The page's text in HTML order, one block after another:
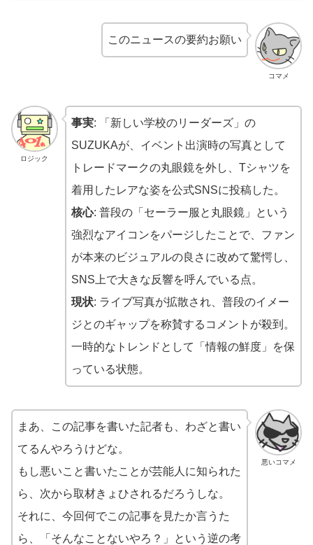
コマメ
このニュースの要約お願い
ロジック
事実: 「新しい学校のリーダーズ」の
SUZUKAが、イベント出演時の写真として
トレードマークの丸眼鏡を外し、Tシャツを
着用したレアな姿を公式SNSに投稿した。
核心: 普段の「セーラー服と丸眼鏡」という
強烈なアイコンをパージしたことで、ファン
が本来のビジュアルの良さに改めて驚愕し、
SNS上で大きな反響を呼んでいる点。
現状: ライブ写真が拡散され、普段のイメー
ジとのギャップを称賛するコメントが殺到。
一時的なトレンドとして「情報の鮮度」を保
っている状態。
悪いコマメ
まあ、この記事を書いた記者も、わざと書い
てるんやろうけどな。
もし悪いこと書いたことが芸能人に知られた
ら、次から取材きょひされるだろうしな。
それに、今回何でこの記事を見たか言うた
ら、「そんなことないやろ？」という逆の考